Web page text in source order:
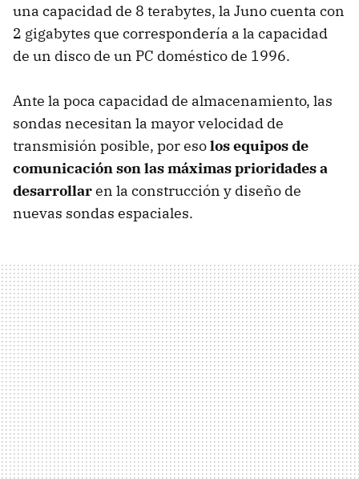
una capacidad de 8 terabytes, la Juno cuenta con
2 gigabytes que correspondería a la capacidad
de un disco de un PC doméstico de 1996.
Ante la poca capacidad de almacenamiento, las
sondas necesitan la mayor velocidad de
transmisión posible, por esolos equipos de
comunicación son las máximas prioridades a
desarrollaren la construcción y diseño de
nuevas sondas espaciales.